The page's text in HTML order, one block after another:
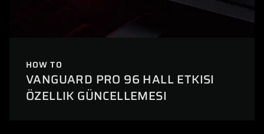
HOW TO
VANGUARD PRO 96 HALL ETKISI
ÖZELLIK GÜNCELLEMESI